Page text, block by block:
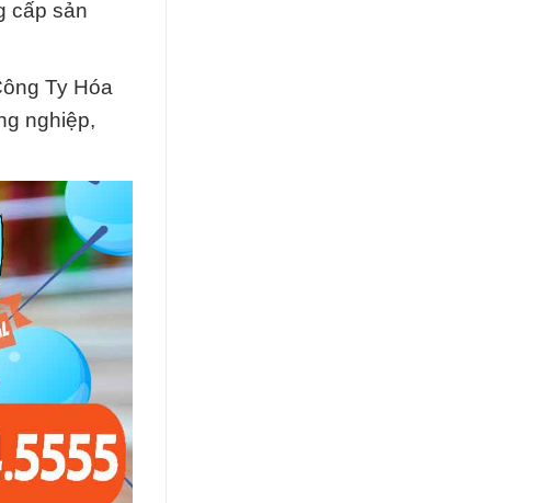
cấp sản
Ty Hóa
nghiệp,